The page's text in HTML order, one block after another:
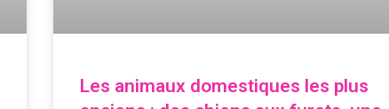
Les animaux domestiques les plus